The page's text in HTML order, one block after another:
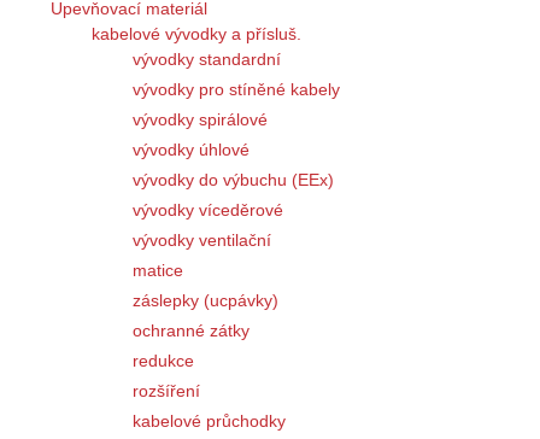
Upevňovací materiál
kabelové vývodky a přísluš.
vývodky standardní
vývodky pro stíněné kabely
vývodky spirálové
vývodky úhlové
vývodky do výbuchu (EEx)
vývodky víceděrové
vývodky ventilační
matice
záslepky (ucpávky)
ochranné zátky
redukce
rozšíření
kabelové průchodky